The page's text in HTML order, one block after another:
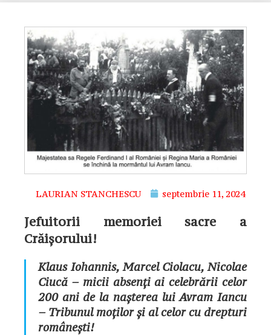
LAURIAN STANCHESCU septembrie 11, 2024
Jefuitorii memoriei sacre a
Crăișorului!
Klaus Iohannis, Marcel Ciolacu, Nicolae
Ciucă – micii absenți ai celebrării celor
200 ani de la nașterea lui Avram Iancu
– Tribunul moților și al celor cu drepturi
românești!